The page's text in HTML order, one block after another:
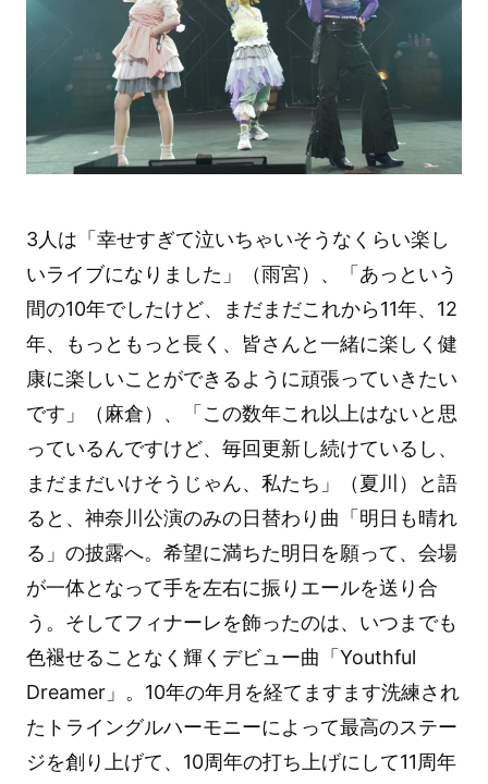
3人は「幸せすぎて泣いちゃいそうなくらい楽し
いライブになりました」（雨宮）、「あっという
間の10年でしたけど、まだまだこれから11年、12
年、もっともっと長く、皆さんと一緒に楽しく健
康に楽しいことができるように頑張っていきたい
です」（麻倉）、「この数年これ以上はないと思
っているんですけど、毎回更新し続けているし、
まだまだいけそうじゃん、私たち」（夏川）と語
ると、神奈川公演のみの日替わり曲「明日も晴れ
る」の披露へ。希望に満ちた明日を願って、会場
が一体となって手を左右に振りエールを送り合
う。そしてフィナーレを飾ったのは、いつまでも
色褪せることなく輝くデビュー曲「Youthful
Dreamer」。10年の年月を経てますます洗練され
たトライングルハーモニーによって最高のステー
ジを創り上げて、10周年の打ち上げにして11周年